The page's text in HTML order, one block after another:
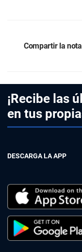
Compartir la
¡Recibe las
en tus
DESCARGA LA APP